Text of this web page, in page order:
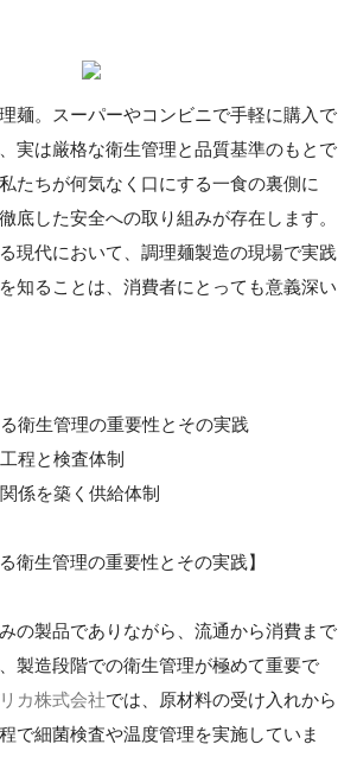
麺。スーパーやコンビニで手軽に購入で
実は厳格な衛生管理と品質基準のもとで
たちが何気なく口にする一食の裏側に
底した安全への取り組みが存在します。
現代において、調理麺製造の現場で実践
知ることは、消費者にとっても意義深い
衛生管理の重要性とその実践
程と検査体制
係を築く供給体制
衛生管理の重要性とその実践】
の製品でありながら、流通から消費まで
製造段階での衛生管理が極めて重要で
カ株式会社では、原材料の受け入れから
で細菌検査や温度管理を実施していま